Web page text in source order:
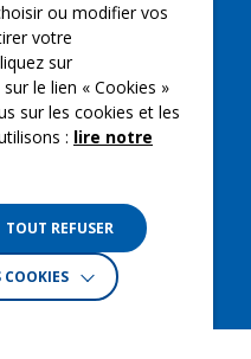
nous
cookies
Jungle
ou modifier vos
votre
sur
le lien « Cookies »
sur les cookies et les
: lire notre
TOUT REFUSER
COOKIES